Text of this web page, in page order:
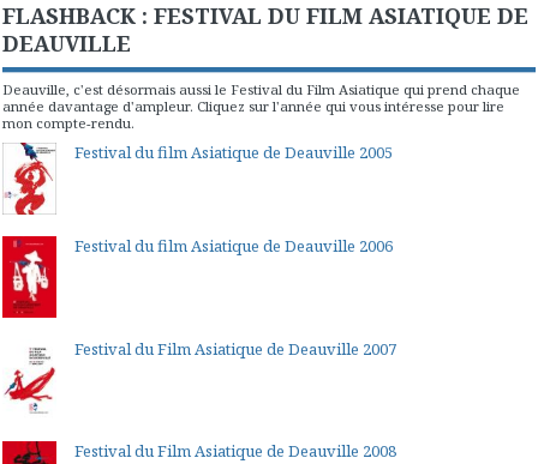
FLASHBACK : FESTIVAL DU FILM ASIATIQUE DE
DEAUVILLE
Deauville, c'est désormais aussi le Festival du Film Asiatique qui prend chaque
année davantage d'ampleur. Cliquez sur l'année qui vous intéresse pour lire
mon compte-rendu.
Festival du film Asiatique de Deauville 2005
Festival du film Asiatique de Deauville 2006
Festival du Film Asiatique de Deauville 2007
Festival du Film Asiatique de Deauville 2008